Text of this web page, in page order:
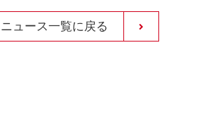
ニュース一覧に戻る